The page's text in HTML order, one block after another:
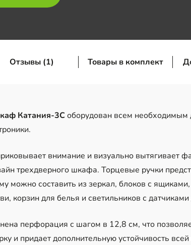
Отзывы (1) Товары в комплект
Катания-3Соборудован всем необходимым
внимание и визуально вытягивает
трехдверного шкафа. Торцевые ручки
можно составить из зеркал, блоков с
корзин для белья и светильников с
перфорация с шагом в 12,8 см, что
и придает дополнительную устойчивость всей